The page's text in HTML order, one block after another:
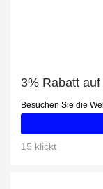
Besuchen Sie die
15 klickt